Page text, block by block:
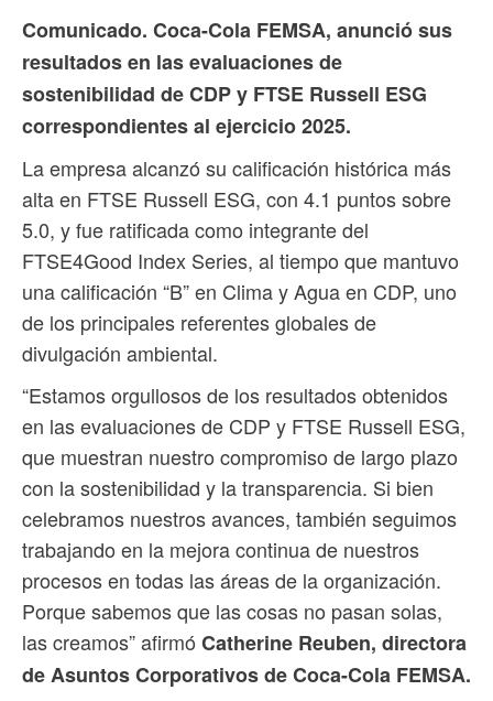
Comunicado. Coca-Cola FEMSA, anunció sus
resultados en las evaluaciones de
sostenibilidad de CDP y FTSE Russell ESG
correspondientes al ejercicio 2025.
La empresa alcanzó su calificación histórica más
alta en FTSE Russell ESG, con 4.1 puntos sobre
5.0, y fue ratificada como integrante del
FTSE4Good Index Series, al tiempo que mantuvo
una calificación “B” en Clima y Agua en CDP, uno
de los principales referentes globales de
divulgación ambiental.
“Estamos orgullosos de los resultados obtenidos
en las evaluaciones de CDP y FTSE Russell ESG,
que muestran nuestro compromiso de largo plazo
con la sostenibilidad y la transparencia. Si bien
celebramos nuestros avances, también seguimos
trabajando en la mejora continua de nuestros
procesos en todas las áreas de la organización.
Porque sabemos que las cosas no pasan solas,
las creamos” afirmó Catherine Reuben, directora
de Asuntos Corporativos de Coca-Cola FEMSA.